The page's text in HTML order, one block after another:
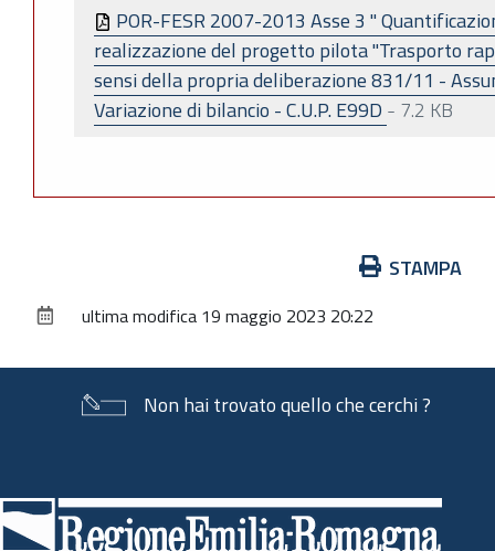
POR-FESR 2007-2013 Asse 3 "
realizzazione del progetto pilota "Trasporto
sensi della propria deliberazione 831/11 -
Variazione di bilancio - C.U.P. E99D - 7.2 KB
documento
STAMPA
ultima modifica 19 maggio 2023 20:22
Non hai trovato quello che cerchi ?
di
pagina